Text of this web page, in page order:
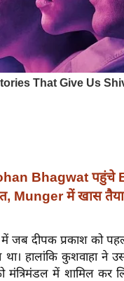
Bhagwat पहुंचे
Munger में खास
दीपक प्रकाश को
था। हालांकि कुशवाहा
मंत्रिमंडल में शामिल कर